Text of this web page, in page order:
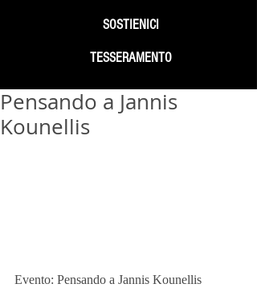
SOSTIENICI
TESSERAMENTO
Pensando a Jannis
Kounellis
Evento: Pensando a Jannis Kounellis